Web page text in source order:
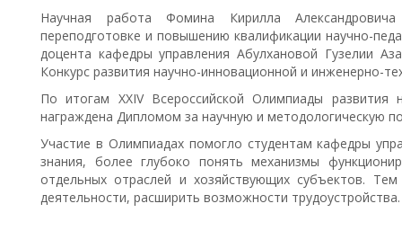
Научная работа Фомина Кирилла
переподготовке и повышению квалификации научно-
доцента кафедры управления Абулхановой Гузелии
Конкурс развития научно-инновационной и инженерно-
По итогам XXIV Всероссийской Олимпиады развития
награждена Дипломом за научную и методологическую
Участие в Олимпиадах помогло студентам кафедры
знания, более глубоко понять механизмы
отдельных отраслей и хозяйствующих субъектов.
деятельности, расширить возможности трудоустройства.